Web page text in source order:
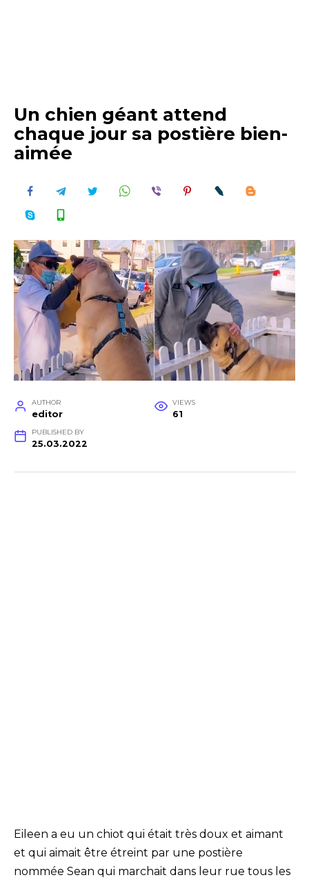
Un chien géant attend
chaque jour sa postière bien-
aimée
AUTHOR
editor
VIEWS
61
PUBLISHED BY
25.03.2022
Eileen a eu un chiot qui était très doux et aimant
et qui aimait être étreint par une postière
nommée Sean qui marchait dans leur rue tous les